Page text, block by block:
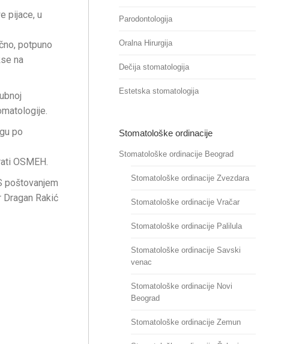
pijace, u
potpuno
na
po
OSMEH.
poštovanjem
Dragan Rakić
Parodontologija
Oralna Hirurgija
Dečija stomatologija
Estetska stomatologija
Stomatološke ordinacije
Stomatološke ordinacije Beograd
Stomatološke ordinacije Zvezdara
Stomatološke ordinacije Vračar
Stomatološke ordinacije Palilula
Stomatološke ordinacije Savski
venac
Stomatološke ordinacije Novi
Beograd
Stomatološke ordinacije Zemun